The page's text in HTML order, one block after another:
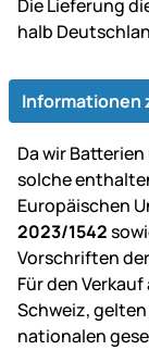
Die Lie­fe­rung
halb
Informationen
Da wir
solche
Europäischen
2023/1542
Vorschriften
Für den
Schweiz,
nationalen